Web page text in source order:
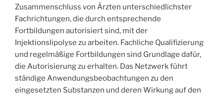
Zusammenschluss von Ärzten unterschiedlichster
Fachrichtungen, die durch entsprechende
Fortbildungen autorisiert sind, mit der
Injektionslipolyse zu arbeiten. Fachliche Qualifizierung
und regelmäßige Fortbildungen sind Grundlage dafür,
die Autorisierung zu erhalten. Das Netzwerk führt
ständige Anwendungsbeobachtungen zu den
eingesetzten Substanzen und deren Wirkung auf den